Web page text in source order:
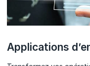
Applications